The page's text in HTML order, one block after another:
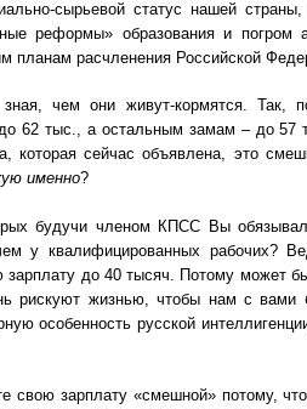
сырьевой статус нашей
реформы» образования и погром
планам расчленения Российской
чем они живут-кормятся. Так,
62 тыс., а остальным замам – до 57
которая сейчас объявлена, это
именно?
будучи членом КПСС Вы
у квалифицированных рабочих?
до 40 тысяч. Потому может
рискуют жизнью, чтобы нам с вами
особенность русской
свою зарплату «смешной» потому,